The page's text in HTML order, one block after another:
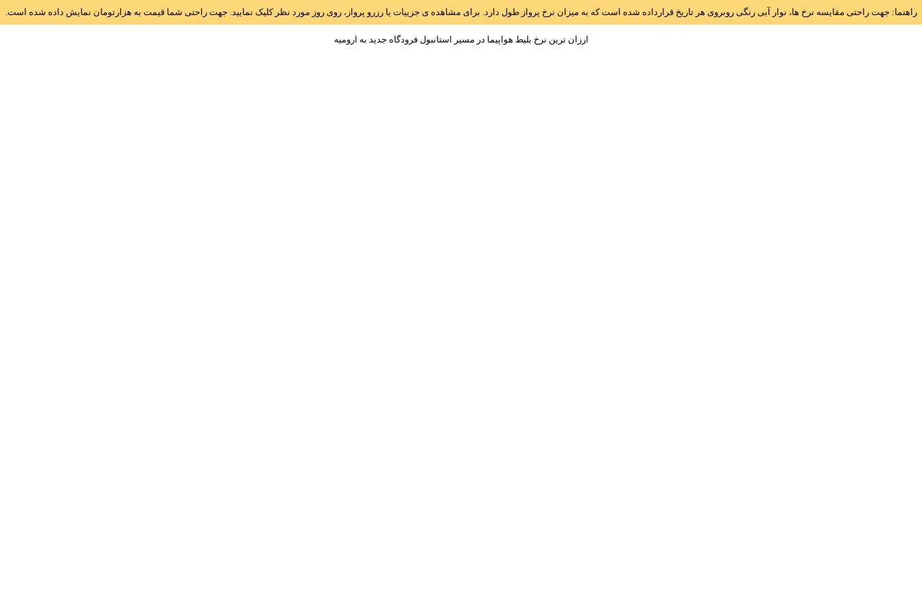
راهنما: جهت راحتی مقایسه نرخ ها، نوار آبی رنگی روبروی هر تاریخ قرارداده شده است که به میزان نرخ پرواز طول دارد. برای مشاهده ی جزییات یا رزرو پرواز، روی روز مورد نظر کلیک نمایید. جهت راحتی شما قیمت به هزارتومان نمایش داده شده است.
ارزان ترین نرخ بلیط هواپیما در مسیر استانبول فرودگاه جديد به اروميه